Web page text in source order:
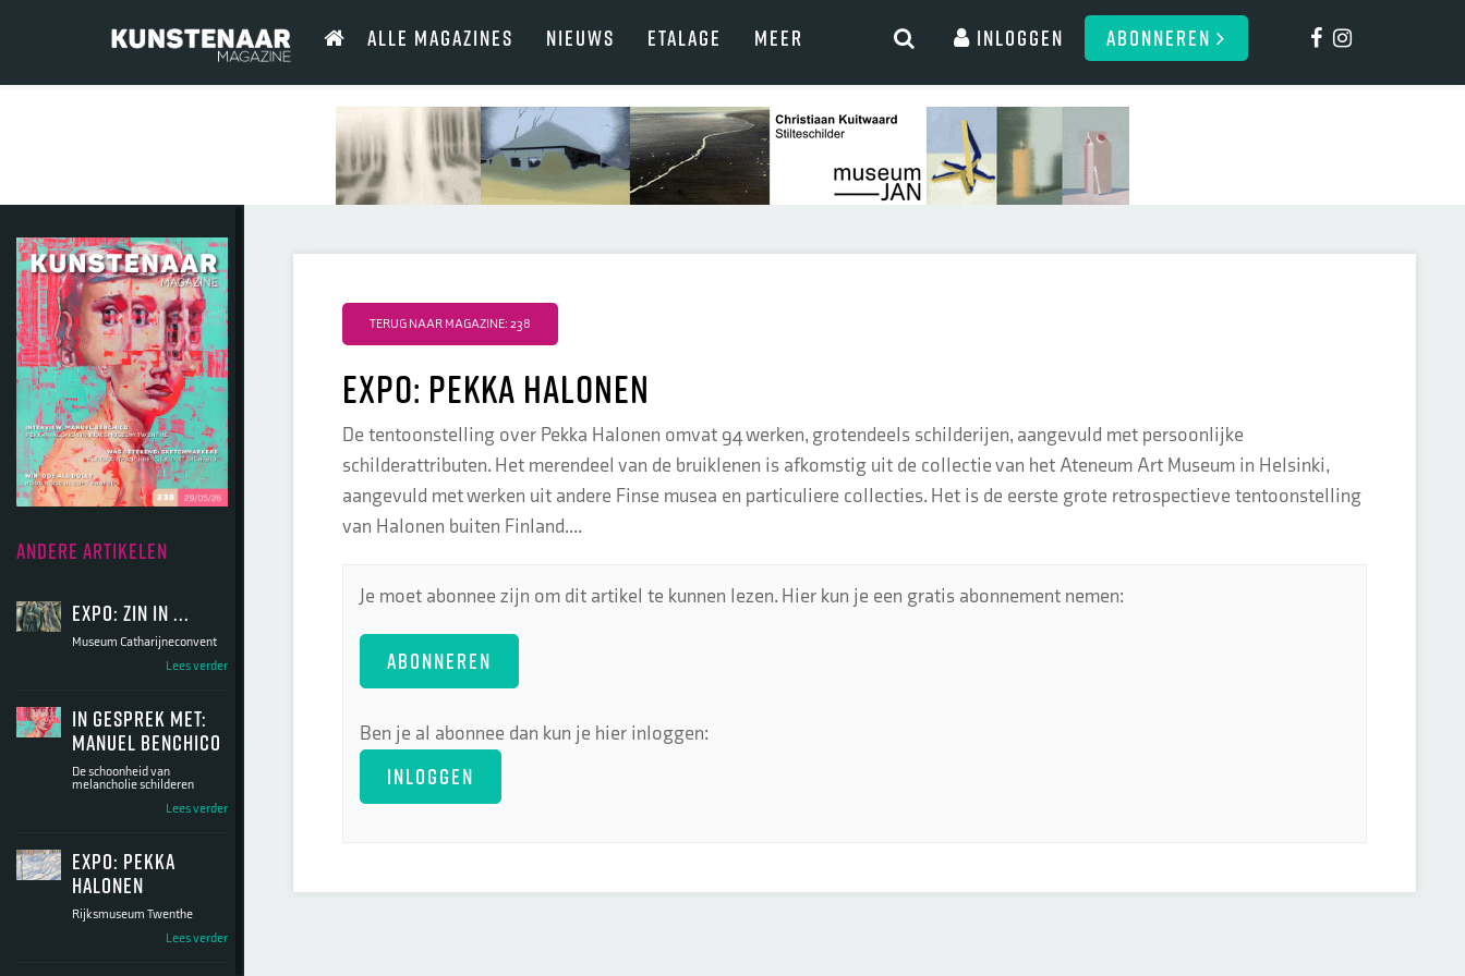
ALLE MAGAZINES NIEUWS ETALAGE MEER Inloggen ABONNEREN
ANDERE ARTIKELEN
Expo: Zin in ...
Museum Catharijneconvent
Lees verder
In gesprek met:
Manuel Benchico
De schoonheid van
melancholie schilderen
Lees verder
Expo: Pekka
Halonen
Rijksmuseum Twenthe
Lees verder
TERUG NAAR MAGAZINE: 238
Expo: Pekka Halonen
De tentoonstelling over Pekka Halonen omvat 94 werken, grotendeels schilderijen, aangevuld met persoonlijke
schilderattributen. Het merendeel van de bruiklenen is afkomstig uit de collectie van het Ateneum Art Museum in Helsinki,
aangevuld met werken uit andere Finse musea en particuliere collecties. Het is de eerste grote retrospectieve tentoonstelling
van Halonen buiten Finland....
Je moet abonnee zijn om dit artikel te kunnen lezen. Hier kun je een gratis abonnement nemen:
ABONNEREN
Ben je al abonnee dan kun je hier inloggen:
INLOGGEN